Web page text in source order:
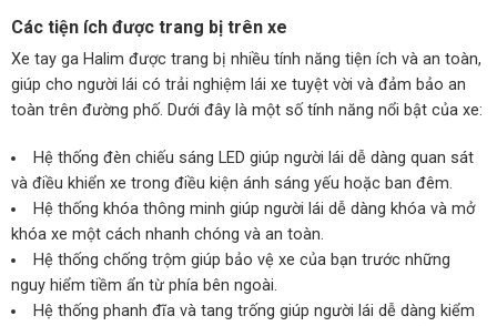
Các tiện ích được trang bị trên xe
Xe tay ga Halim được trang bị nhiều tính năng tiện ích và an toàn,
giúp cho người lái có trải nghiệm lái xe tuyệt vời và đảm bảo an
toàn trên đường phố. Dưới đây là một số tính năng nổi bật của xe:
Hệ thống đèn chiếu sáng LED giúp người lái dễ dàng quan sát
và điều khiển xe trong điều kiện ánh sáng yếu hoặc ban đêm.
Hệ thống khóa thông minh giúp người lái dễ dàng khóa và mở
khóa xe một cách nhanh chóng và an toàn.
Hệ thống chống trộm giúp bảo vệ xe của bạn trước những
nguy hiểm tiềm ẩn từ phía bên ngoài.
Hệ thống phanh đĩa và tang trống giúp người lái dễ dàng kiểm